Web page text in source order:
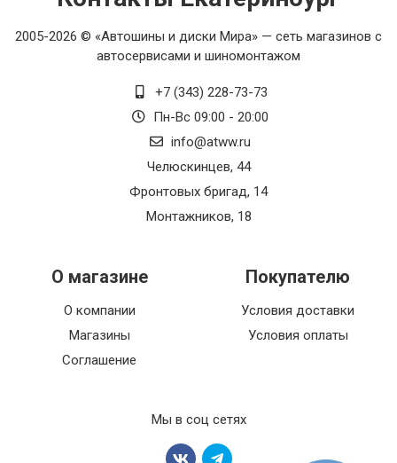
2005-2026 © «Автошины и диски Мира» — сеть магазинов с
автосервисами и шиномонтажом
+7 (343) 228-73-73
Пн-Вс 09:00 - 20:00
info@atww.ru
Челюскинцев, 44
Фронтовых бригад, 14
Монтажников, 18
О магазине
О компании
Магазины
Соглашение
Покупателю
Условия доставки
Условия оплаты
Мы в соц сетях